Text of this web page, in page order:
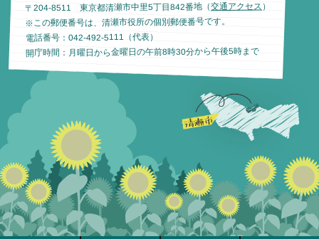
〒204-8511 東京都清瀬市中里5丁目842番地（交通アクセス ）
※この郵便番号は、清瀬市役所の個別郵便番号です。
電話番号：042-492-5111（代表）
開庁時間：月曜日から金曜日の午前8時30分から午後5時まで